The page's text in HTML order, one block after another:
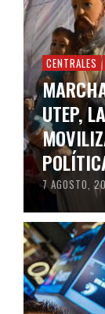
CENTRALES
UTEP,
7 AGOSTO,